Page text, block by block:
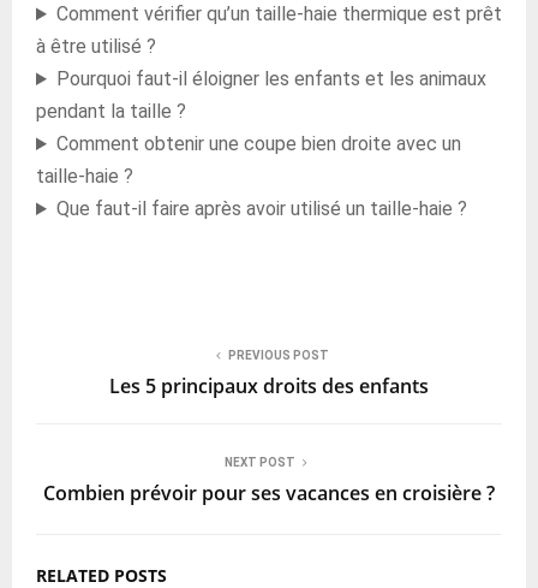
Comment vérifier qu’un taille-haie thermique est prêt
à être utilisé ?
Pourquoi faut-il éloigner les enfants et les animaux
pendant la taille ?
Comment obtenir une coupe bien droite avec un
taille-haie ?
Que faut-il faire après avoir utilisé un taille-haie ?
PREVIOUS POST
Les 5 principaux droits des enfants
NEXT POST
Combien prévoir pour ses vacances en croisière ?
RELATED POSTS